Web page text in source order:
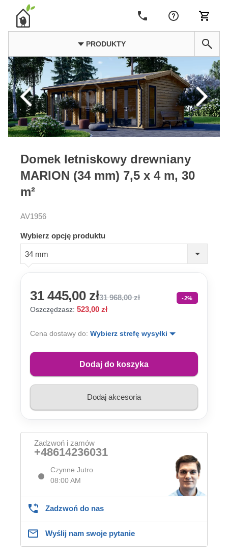
PRODUKTY
Domek letniskowy drewniany
MARION (34 mm) 7,5 x 4 m, 30
m²
AV1956
Wybierz opcję produktu
34 mm
31 445,00 zł31 968,00 zł -2%
Oszczędzasz: 523,00 zł
Cena dostawy do: Wybierz strefę wysyłki
Dodaj do koszyka
Dodaj akcesoria
Zadzwoń i zamów
+48614236031
Czynne Jutro
08:00 AM
Zadzwoń do nas
Wyślij nam swoje pytanie